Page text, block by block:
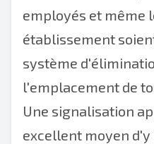
employés et même
établissement
système
l'emplacement de
Une signalisation
excellent moyen